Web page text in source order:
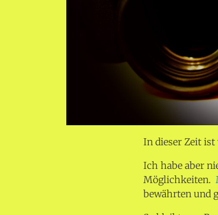
In dieser Zeit
Ich habe aber
Möglichkeiten.
bewährten und